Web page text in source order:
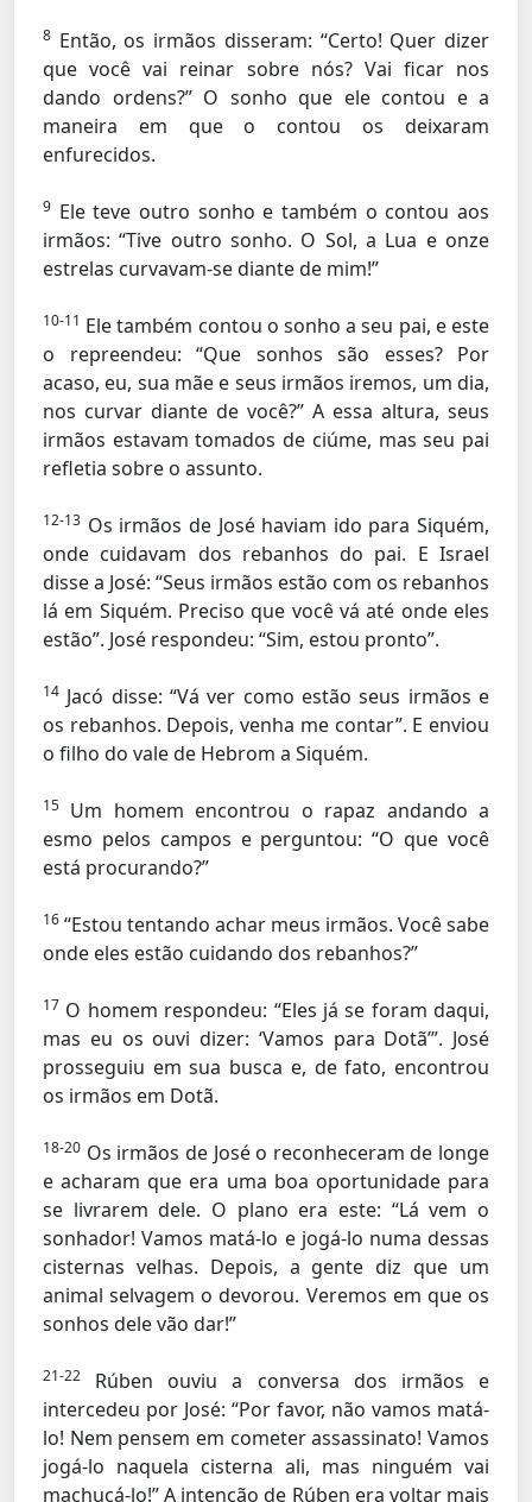
8 Então, os irmãos disseram: “Certo! Quer dizer
que você vai reinar sobre nós? Vai ficar nos
dando ordens?” O sonho que ele contou e a
maneira em que o contou os deixaram
enfurecidos.
9 Ele teve outro sonho e também o contou aos
irmãos: “Tive outro sonho. O Sol, a Lua e onze
estrelas curvavam-se diante de mim!”
10-11 Ele também contou o sonho a seu pai, e este
o repreendeu: “Que sonhos são esses? Por
acaso, eu, sua mãe e seus irmãos iremos, um dia,
nos curvar diante de você?” A essa altura, seus
irmãos estavam tomados de ciúme, mas seu pai
refletia sobre o assunto.
12-13 Os irmãos de José haviam ido para Siquém,
onde cuidavam dos rebanhos do pai. E Israel
disse a José: “Seus irmãos estão com os rebanhos
lá em Siquém. Preciso que você vá até onde eles
estão”. José respondeu: “Sim, estou pronto”.
14 Jacó disse: “Vá ver como estão seus irmãos e
os rebanhos. Depois, venha me contar”. E enviou
o filho do vale de Hebrom a Siquém.
15 Um homem encontrou o rapaz andando a
esmo pelos campos e perguntou: “O que você
está procurando?”
16 “Estou tentando achar meus irmãos. Você sabe
onde eles estão cuidando dos rebanhos?”
17 O homem respondeu: “Eles já se foram daqui,
mas eu os ouvi dizer: ‘Vamos para Dotã’”. José
prosseguiu em sua busca e, de fato, encontrou
os irmãos em Dotã.
18-20 Os irmãos de José o reconheceram de longe
e acharam que era uma boa oportunidade para
se livrarem dele. O plano era este: “Lá vem o
sonhador! Vamos matá-lo e jogá-lo numa dessas
cisternas velhas. Depois, a gente diz que um
animal selvagem o devorou. Veremos em que os
sonhos dele vão dar!”
21-22
Rúben ouviu a conversa dos irmãos e
intercedeu por José: “Por favor, não vamos matá-
lo! Nem pensem em cometer assassinato! Vamos
jogá-lo naquela cisterna ali, mas ninguém vai
machucá-lo!” A intenção de Rúben era voltar mais